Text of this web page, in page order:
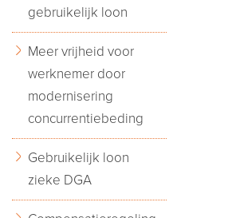
gebruikelijk loon
Meer vrijheid voor
werknemer door
modernisering
concurrentiebeding
Gebruikelijk loon
zieke DGA